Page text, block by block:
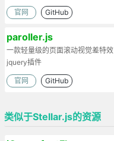
官网 GitHub
paroller.js
一款轻量级的页面滚动视觉差特效
jquery插件
官网 GitHub
类似于Stellar.js的资源